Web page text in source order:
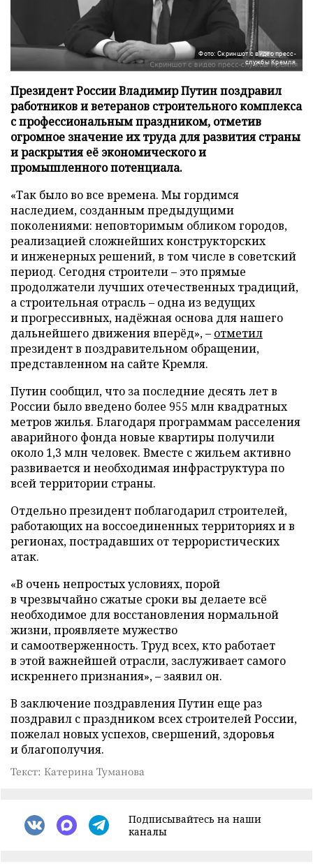
Фото: Скриншот с видео пресс-
службы Кремля
Президент России Владимир Путин поздравил
работников и ветеранов строительного комплекса
с профессиональным праздником, отметив
огромное значение их труда для развития страны
и раскрытия её экономического и
промышленного потенциала.
«Так было во все времена. Мы гордимся
наследием, созданным предыдущими
поколениями: неповторимым обликом городов,
реализацией сложнейших конструкторских
и инженерных решений, в том числе в советский
период. Сегодня строители – это прямые
продолжатели лучших отечественных традиций,
а строительная отрасль – одна из ведущих
и прогрессивных, надёжная основа для нашего
дальнейшего движения вперёд», – отметил
президент в поздравительном обращении,
представленном на сайте Кремля.
Путин сообщил, что за последние десять лет в
России было введено более 955 млн квадратных
метров жилья. Благодаря программам расселения
аварийного фонда новые квартиры получили
около 1,3 млн человек. Вместе с жильем активно
развивается и необходимая инфраструктура по
всей территории страны.
Отдельно президент поблагодарил строителей,
работающих на воссоединенных территориях и в
регионах, пострадавших от террористических
атак.
«В очень непростых условиях, порой
в чрезвычайно сжатые сроки вы делаете всё
необходимое для восстановления нормальной
жизни, проявляете мужество
и самоотверженность. Труд всех, кто работает
в этой важнейшей отрасли, заслуживает самого
искреннего признания», – заявил он.
В заключение поздравления Путин еще раз
поздравил с праздником всех строителей России,
пожелал новых успехов, свершений, здоровья
и благополучия.
Текст: Катерина Туманова
Подписывайтесь на наши
каналы